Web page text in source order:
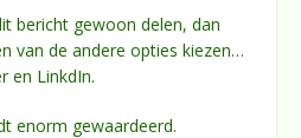
bericht gewoon delen, dan
van de andere opties kiezen…
en LinkdIn.
enorm gewaardeerd.